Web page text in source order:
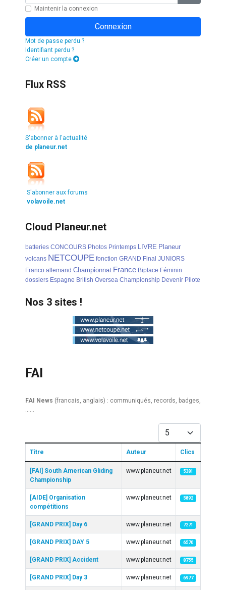
Afficher
Maintenir la connexion
Connexion
Mot de passe perdu ?
Identifiant perdu ?
Créer un compte
Flux RSS
S'abonner à l'actualité
de planeur.net
S'abonner aux forums
volavoile.net
Cloud Planeur.net
batteries CONCOURS Photos Printemps LIVRE Planeur
volcans NETCOUPE fonction GRAND Final JUNIORS
Franco allemand Championnat France Biplace Féminin
dossiers Espagne British Oversea Championship Devenir Pilote
Nos 3 sites !
FAI
FAI News (francais, anglais) : communiqués, records, badges,
Afficher #
Titre Auteur Clics
[FAI] South American Gliding
Championship
www.planeur.net 5381
[AIDE] Organisation
compétitions
www.planeur.net 5892
[GRAND PRIX] Day 6 www.planeur.net 7271
[GRAND PRIX] DAY 5 www.planeur.net 6570
[GRAND PRIX] Accident www.planeur.net 8755
[GRAND PRIX] Day 3 www.planeur.net 6977